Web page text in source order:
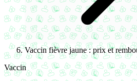
Vaccin fièvre jaune : prix et
Vaccin